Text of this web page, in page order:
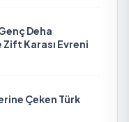
Deha
Karası Evreni
Çeken Türk